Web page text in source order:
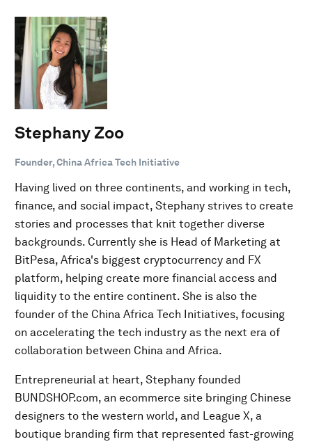
Stephany Zoo
Founder, China Africa Tech Initiative
Having lived on three continents, and working in tech,
finance, and social impact, Stephany strives to create
stories and processes that knit together diverse
backgrounds. Currently she is Head of Marketing at
BitPesa, Africa's biggest cryptocurrency and FX
platform, helping create more financial access and
liquidity to the entire continent. She is also the
founder of the China Africa Tech Initiatives, focusing
on accelerating the tech industry as the next era of
collaboration between China and Africa.
Entrepreneurial at heart, Stephany founded
BUNDSHOP.com, an ecommerce site bringing Chinese
designers to the western world, and League X, a
boutique branding firm that represented fast-growing